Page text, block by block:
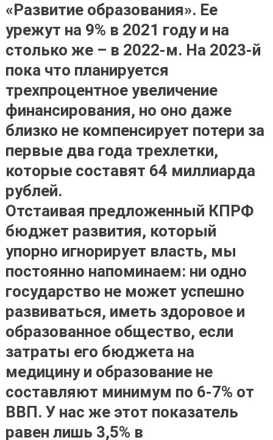
«Развитие образования». Ее
урежут на 9% в 2021 году и на
столько же – в 2022-м. На 2023-й
пока что планируется
трехпроцентное увеличение
финансирования, но оно даже
близко не компенсирует потери за
первые два года трехлетки,
которые составят 64 миллиарда
рублей.
Отстаивая предложенный КПРФ
бюджет развития, который
упорно игнорирует власть, мы
постоянно напоминаем: ни одно
государство не может успешно
развиваться, иметь здоровое и
образованное общество, если
затраты его бюджета на
медицину и образование не
составляют минимум по 6-7% от
ВВП. У нас же этот показатель
равен лишь 3,5% в